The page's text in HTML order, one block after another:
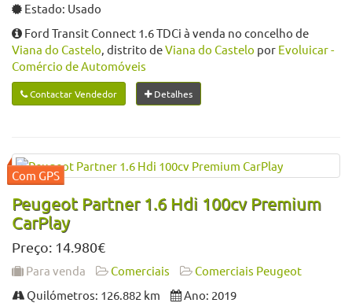
Estado: Usado
Ford Transit Connect 1.6 TDCi à venda no concelho de
Viana do Castelo, distrito deViana do Castelo por Evoluicar -
Comércio de Automóveis
Contactar Vendedor Detalhes
Peugeot Partner 1.6 Hdi 100cv Premium
CarPlay
Preço: 14.980€
Para venda Comerciais
Comerciais Peugeot
Quilómetros: 126.882 km
Ano: 2019